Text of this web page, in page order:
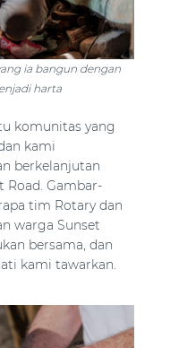
ia bangun dengan
harta
komunitas yang
kami
berkelanjutan
Road. Gambar-
tim Rotary dan
warga Sunset
bersama, dan
kami tawarkan.